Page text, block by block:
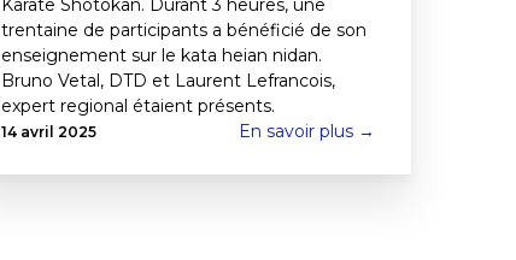
Karate Shotokan. Durant 3 heures, une
trentaine de participants a bénéficié de son
enseignement sur le kata heian nidan.
Bruno Vetal, DTD et Laurent Lefrancois,
expert regional étaient présents.
14 avril 2025 En savoir plus →